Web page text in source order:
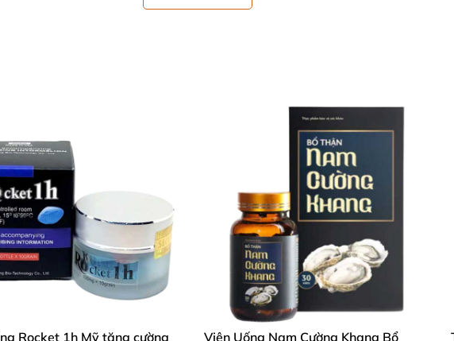
xuất tinh sớm thường gặp ở nam giới, khi dùng sản phẩm bạn sẽ
chữa trị các bệnh tim mạch, phổi và tắc nghẽn. Tuy nhiên, các nhà
dụng giúp cương cứng dương vật lâu đến bất ngờ.
liều thuốc chính trị rối loạn cương dương ở dương vật nam giới
Rocket 1h Mỹ tăng cường
Viên Uống Nam Cường Khang Bổ